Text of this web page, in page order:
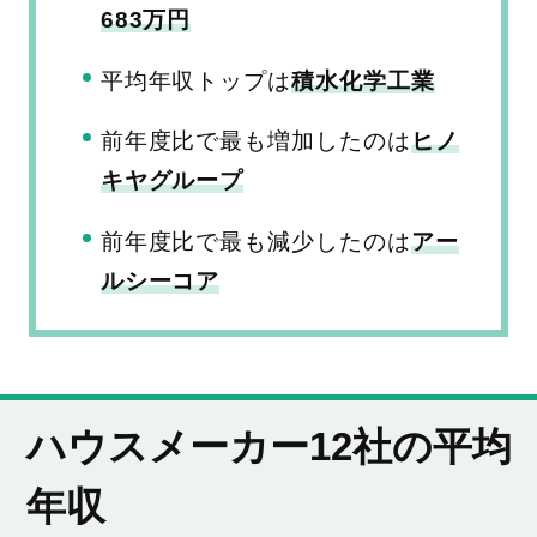
683万円
平均年収トップは積水化学工業
前年度比で最も増加したのはヒノ
キヤグループ
前年度比で最も減少したのはアー
ルシーコア
ハウスメーカー12社の平均
年収